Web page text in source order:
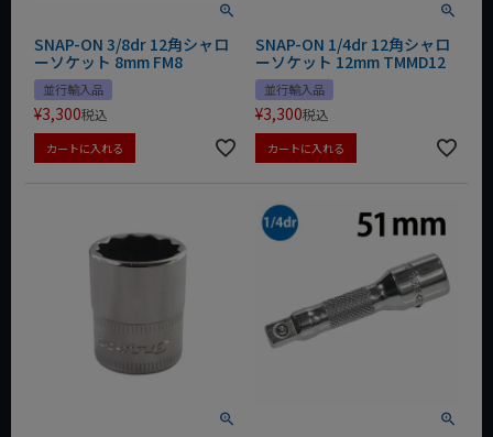
SNAP-ON 3/8dr 12角シャロ
ーソケット 8mm FM8
並行輸入品
¥3,300税込
カートに入れる
SNAP-ON 1/4dr 12角シャロ
ーソケット 12mm TMMD12
並行輸入品
¥3,300税込
カートに入れる